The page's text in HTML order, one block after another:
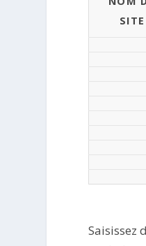
SITE
Saisissez